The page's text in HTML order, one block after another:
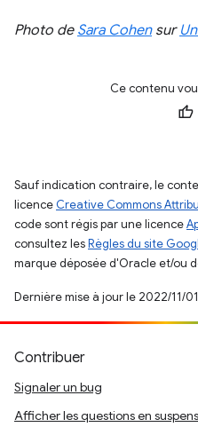
Photo de Sara Cohensur
Ce contenu
Sauf indication contraire, le
licence Creative Commons
code sont régis par une licence
consultez lesRègles du site
marque déposée d'Oracle et/ou
Dernière mise à jour le 2022/11/01
Contribuer
Signaler un bug
Afficher les questions en suspens